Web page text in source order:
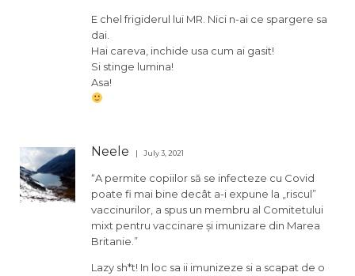
E chel frigiderul lui MR. Nici n-ai ce spargere sa
dai.
Hai careva, inchide usa cum ai gasit!
Si stinge lumina!
Asa!
Neele July 3, 2021
“A permite copiilor să se infecteze cu Covid
poate fi mai bine decât a-i expune la „riscul”
vaccinurilor, a spus un membru al Comitetului
mixt pentru vaccinare și imunizare din Marea
Britanie.”
Lazy sh*t! In loc sa ii imunizeze si a scapat de o